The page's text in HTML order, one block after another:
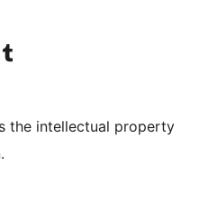
channel
Visit our Tumblr account
the intellectual property